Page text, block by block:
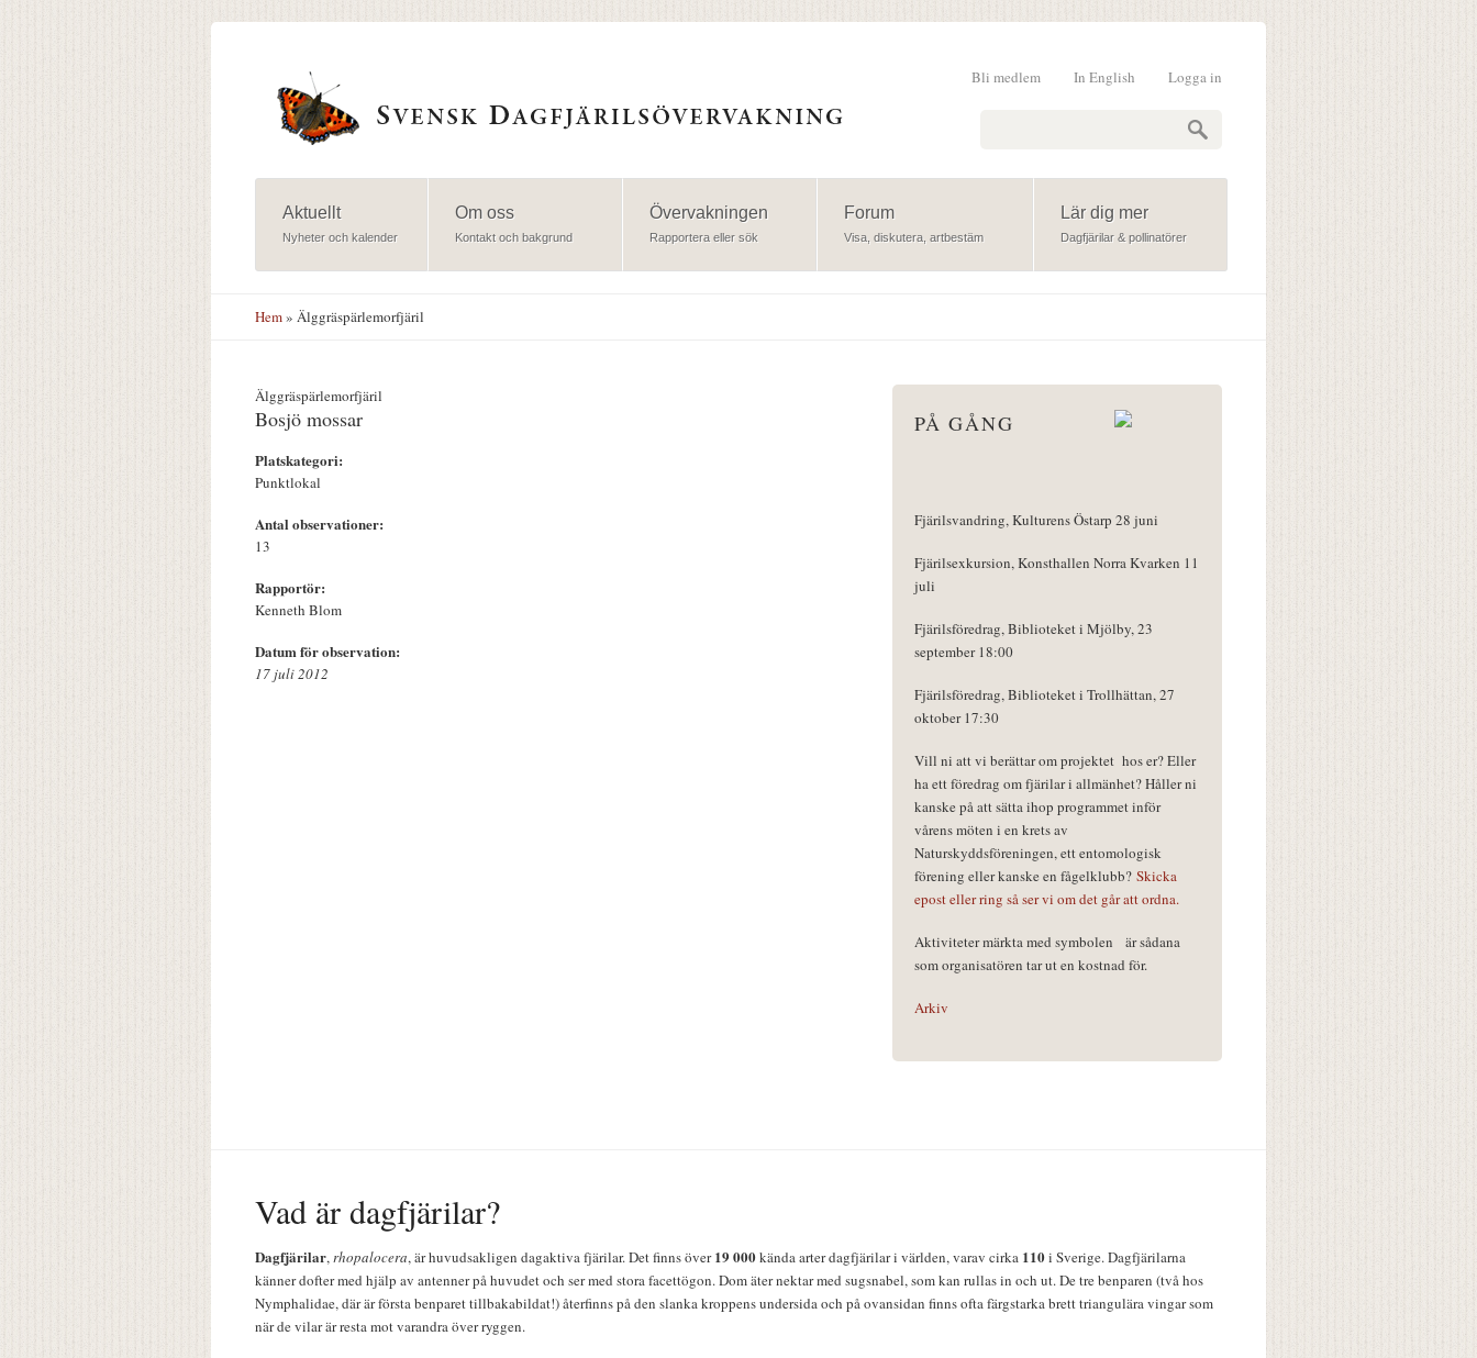
Logga in
In English
Bli medlem
Aktuellt
Nyheter och kalender
Om oss
Kontakt och bakgrund
Övervakningen
Rapportera eller sök
Forum
Visa, diskutera, artbestäm
Lär dig mer
Dagfjärilar & pollinatörer
Hem» Älggräspärlemorfjäril
Älggräspärlemorfjäril
Bosjö mossar
Platskategori:
Punktlokal
Antal observationer:
13
Rapportör:
Kenneth Blom
Datum för observation:
17 juli 2012
PÅ GÅNG
Fjärilsvandring, Kulturens Östarp 28 juni
Fjärilsexkursion, Konsthallen Norra Kvarken 11
juli
Fjärilsföredrag, Biblioteket i Mjölby, 23
september 18:00
Fjärilsföredrag, Biblioteket i Trollhättan, 27
oktober 17:30
Vill ni att vi berättar om projektet hos er? Eller
ha ett föredrag om fjärilar i allmänhet? Håller ni
kanske på att sätta ihop programmet inför
vårens möten i en krets av
Naturskyddsföreningen, ett entomologisk
förening eller kanske en fågelklubb? Skicka
epost eller ring så ser vi om det går att ordna.
Aktiviteter märkta med symbolen
är sådana
som organisatören tar ut en kostnad för.
Arkiv
Vad är dagfjärilar?
Dagfjärilar,rhopalocera, är huvudsakligen dagaktiva fjärilar. Det finns över19 000kända arter dagfjärilar i världen, varav cirka 110i Sverige. Dagfjärilarna
känner dofter med hjälp av antenner på huvudet och ser med stora facettögon. Dom äter nektar med sugsnabel, som kan rullas in och ut. De tre benparen (två hos
Nymphalidae, där är första benparet tillbakabildat!) återfinns på den slanka kroppens undersida och på ovansidan finns ofta färgstarka brett triangulära vingar som
när de vilar är resta mot varandra över ryggen.